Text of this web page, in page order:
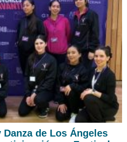
de Los Ángeles